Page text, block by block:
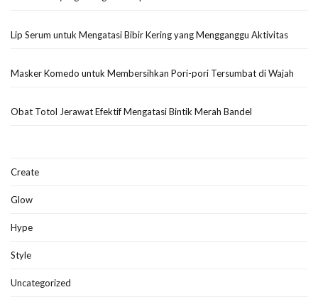
Lip Serum untuk Mengatasi Bibir Kering yang Mengganggu Aktivitas
Masker Komedo untuk Membersihkan Pori-pori Tersumbat di Wajah
Obat Totol Jerawat Efektif Mengatasi Bintik Merah Bandel
Create
Glow
Hype
Style
Uncategorized